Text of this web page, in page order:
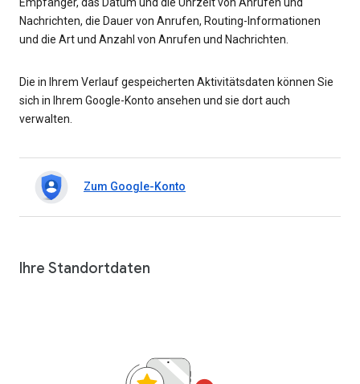
Empfänger, das Datum und die Uhrzeit von Anrufen und
Nachrichten, die Dauer von Anrufen, Routing-Informationen
und die Art und Anzahl von Anrufen und Nachrichten.
Die in Ihrem Verlauf gespeicherten Aktivitätsdaten können Sie
sich in Ihrem Google-Konto ansehen und sie dort auch
verwalten.
Zum Google-Konto
Ihre Standortdaten